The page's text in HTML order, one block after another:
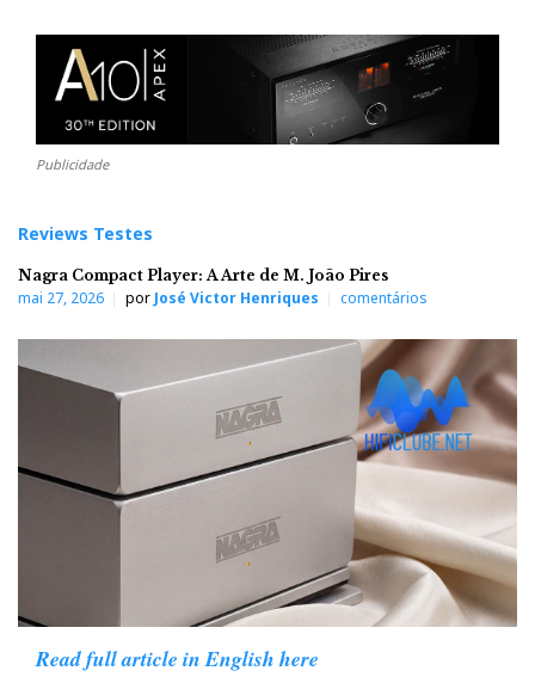
Publicidade
Reviews Testes
Nagra Compact Player: A Arte de M. João Pires
mai 27, 2026 por José Victor Henriques comentários
Read full article in English here